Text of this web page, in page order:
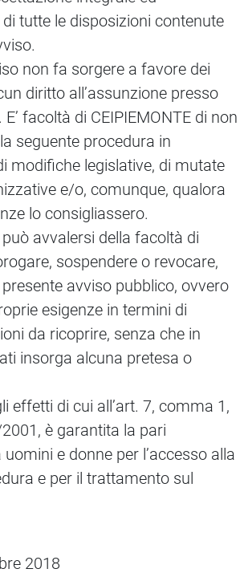
tutte le disposizioni contenute
non fa sorgere a favore dei
diritto all’assunzione presso
E’ facoltà di CEIPIEMONTE di non
seguente procedura in
modifiche legislative, di mutate
e/o, comunque, qualora
lo consigliassero.
può avvalersi della facoltà di
sospendere o revocare,
avviso pubblico, ovvero
esigenze in termini di
da ricoprire, senza che in
insorga alcuna pretesa o
effetti di cui all’art. 7, comma 1,
è garantita la pari
e donne per l’accesso alla
e per il trattamento sul
2018